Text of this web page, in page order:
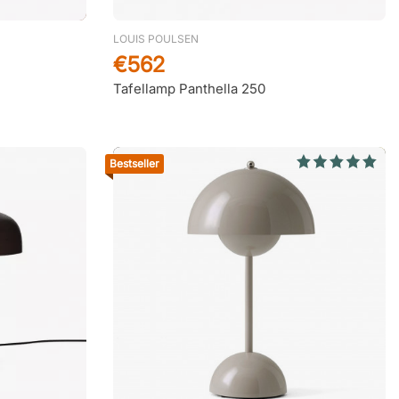
Wieland
Gewoon eenvoudig bestellen en
24 Oktober 2025
Mooi bedrijf
22 Oktober 2025
Snel en goed
LOUIS POULSEN
Tafellamp Panthella 250
€562
Bestseller